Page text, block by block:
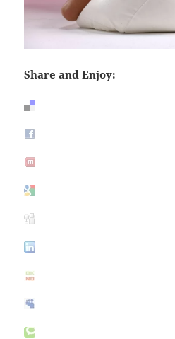
Share and Enjoy: